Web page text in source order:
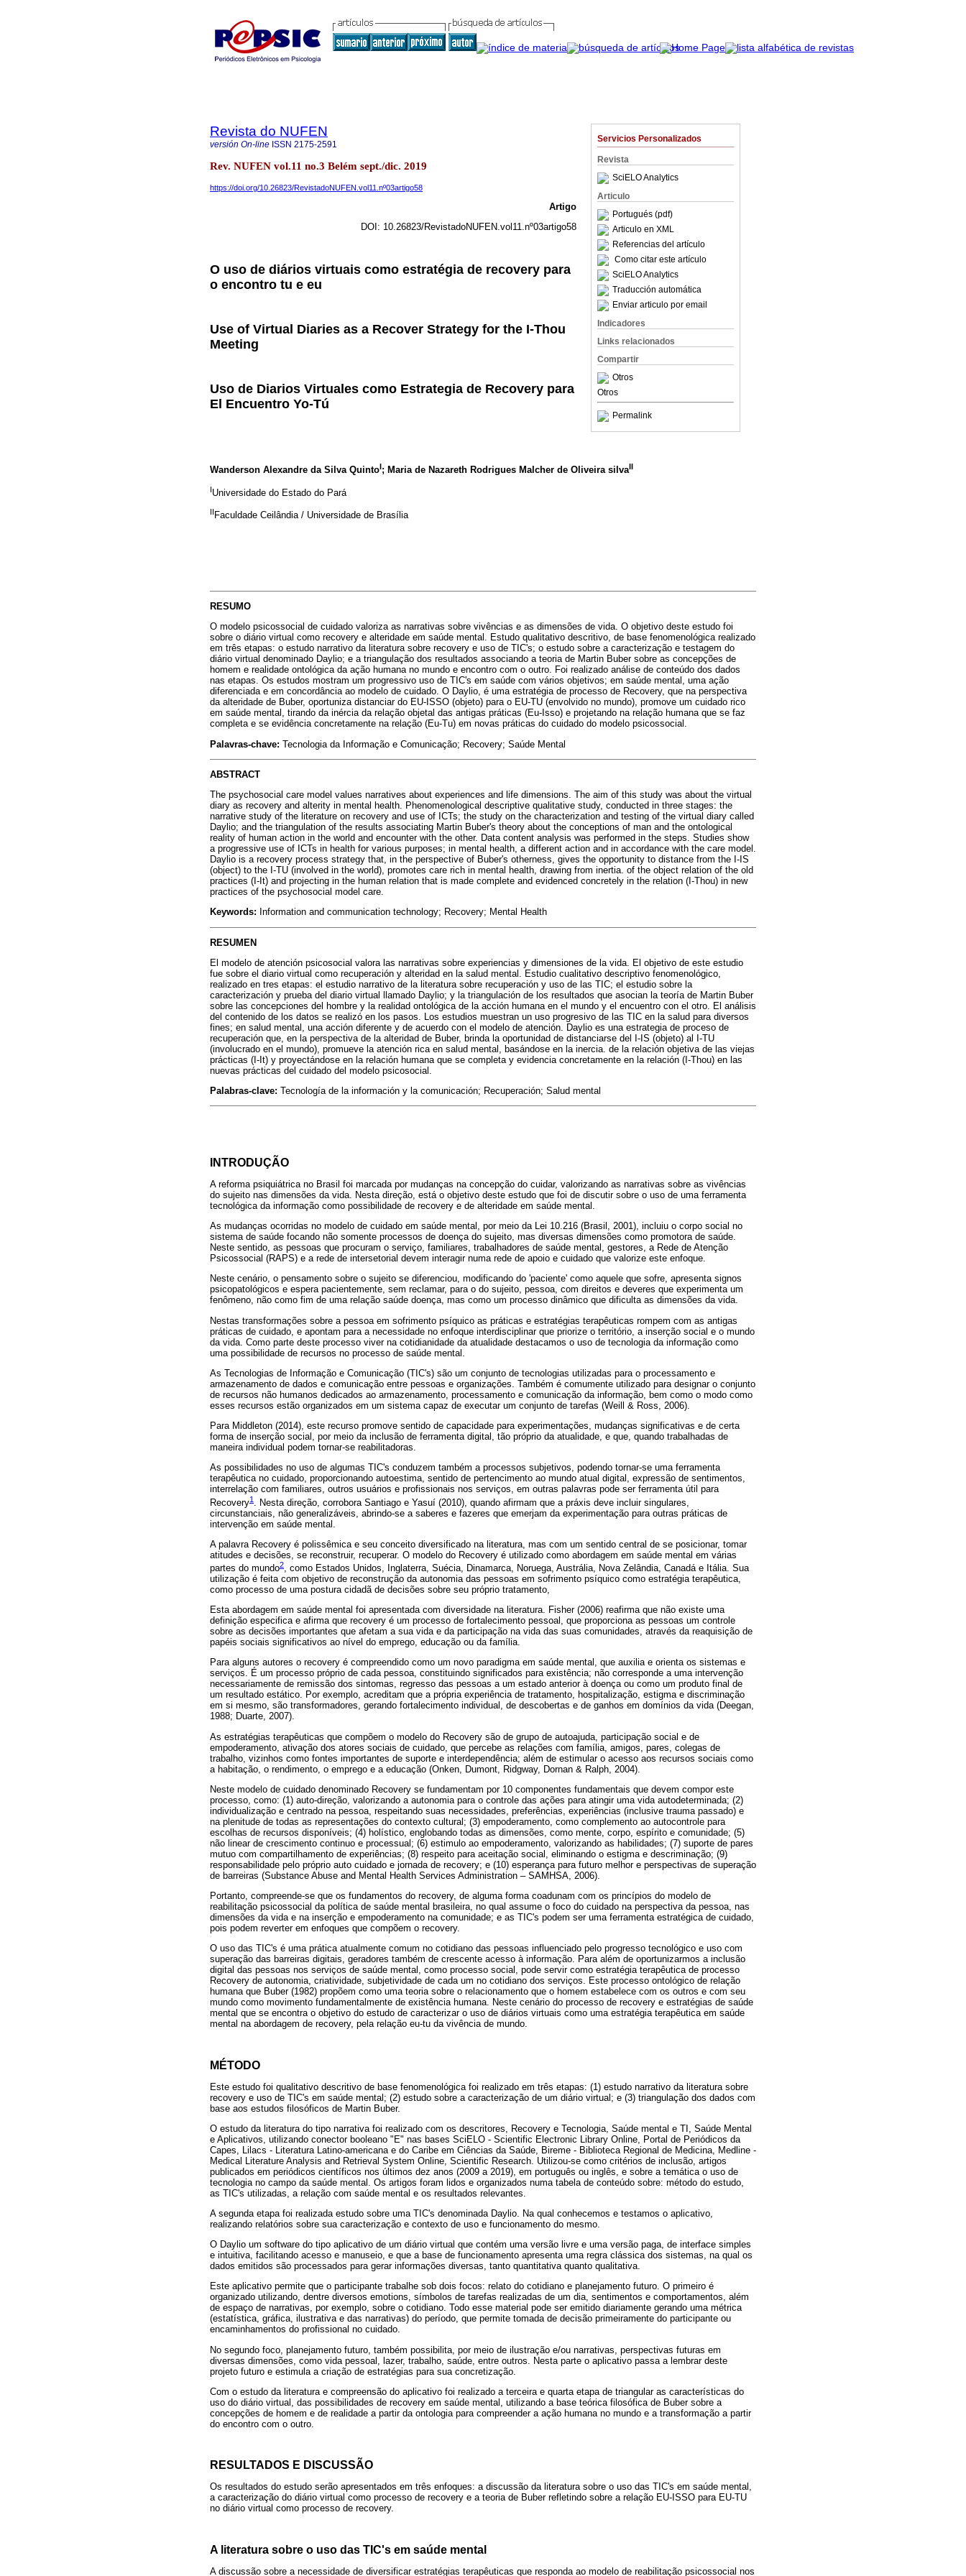
Servicios Personalizados
Revista
SciELO Analytics
Articulo
Portugués (pdf)
Articulo en XML
Referencias del artículo
Como citar este artículo
SciELO Analytics
Traducción automática
Enviar articulo por email
Indicadores
Links relacionados
Compartir
Otros
Otros
Permalink
Revista do NUFEN
versión On-line ISSN 2175-2591
Rev. NUFEN vol.11 no.3 Belém sept./dic. 2019
https://doi.org/10.26823/RevistadoNUFEN.vol11.nº03artigo58
Artigo
DOI: 10.26823/RevistadoNUFEN.vol11.nº03artigo58
O uso de diários virtuais como estratégia de recovery para
o encontro tu e eu
Use of Virtual Diaries as a Recover Strategy for the I-Thou
Meeting
Uso de Diarios Virtuales como Estrategia de Recovery para
El Encuentro Yo-Tú
Wanderson Alexandre da Silva QuintoI; Maria de Nazareth Rodrigues Malcher de Oliveira silvaII
IUniversidade do Estado do Pará
II Faculdade Ceilândia / Universidade de Brasília
RESUMO
O modelo psicossocial de cuidado valoriza as narrativas sobre vivências e as dimensões de vida. O objetivo deste estudo foi
sobre o diário virtual como recovery e alteridade em saúde mental. Estudo qualitativo descritivo, de base fenomenológica realizado
em três etapas: o estudo narrativo da literatura sobre recovery e uso de TIC's; o estudo sobre a caracterização e testagem do
diário virtual denominado Daylio; e a triangulação dos resultados associando a teoria de Martin Buber sobre as concepções de
homem e realidade ontológica da ação humana no mundo e encontro com o outro. Foi realizado análise de conteúdo dos dados
nas etapas. Os estudos mostram um progressivo uso de TIC's em saúde com vários objetivos; em saúde mental, uma ação
diferenciada e em concordância ao modelo de cuidado. O Daylio, é uma estratégia de processo de Recovery, que na perspectiva
da alteridade de Buber, oportuniza distanciar do EU-ISSO (objeto) para o EU-TU (envolvido no mundo), promove um cuidado rico
em saúde mental, tirando da inércia da relação objetal das antigas práticas (Eu-Isso) e projetando na relação humana que se faz
completa e se evidência concretamente na relação (Eu-Tu) em novas práticas do cuidado do modelo psicossocial.
Palavras-chave: Tecnologia da Informação e Comunicação; Recovery; Saúde Mental
ABSTRACT
The psychosocial care model values narratives about experiences and life dimensions. The aim of this study was about the virtual
diary as recovery and alterity in mental health. Phenomenological descriptive qualitative study, conducted in three stages: the
narrative study of the literature on recovery and use of ICTs; the study on the characterization and testing of the virtual diary called
Daylio; and the triangulation of the results associating Martin Buber's theory about the conceptions of man and the ontological
reality of human action in the world and encounter with the other. Data content analysis was performed in the steps. Studies show
a progressive use of ICTs in health for various purposes; in mental health, a different action and in accordance with the care model.
Daylio is a recovery process strategy that, in the perspective of Buber's otherness, gives the opportunity to distance from the I-IS
(object) to the I-TU (involved in the world), promotes care rich in mental health, drawing from inertia. of the object relation of the old
practices (I-It) and projecting in the human relation that is made complete and evidenced concretely in the relation (I-Thou) in new
practices of the psychosocial model care.
Keywords: Information and communication technology; Recovery; Mental Health
RESUMEN
El modelo de atención psicosocial valora las narrativas sobre experiencias y dimensiones de la vida. El objetivo de este estudio
fue sobre el diario virtual como recuperación y alteridad en la salud mental. Estudio cualitativo descriptivo fenomenológico,
realizado en tres etapas: el estudio narrativo de la literatura sobre recuperación y uso de las TIC; el estudio sobre la
caracterización y prueba del diario virtual llamado Daylio; y la triangulación de los resultados que asocian la teoría de Martin Buber
sobre las concepciones del hombre y la realidad ontológica de la acción humana en el mundo y el encuentro con el otro. El análisis
del contenido de los datos se realizó en los pasos. Los estudios muestran un uso progresivo de las TIC en la salud para diversos
fines; en salud mental, una acción diferente y de acuerdo con el modelo de atención. Daylio es una estrategia de proceso de
recuperación que, en la perspectiva de la alteridad de Buber, brinda la oportunidad de distanciarse del I-IS (objeto) al I-TU
(involucrado en el mundo), promueve la atención rica en salud mental, basándose en la inercia. de la relación objetiva de las viejas
prácticas (I-It) y proyectándose en la relación humana que se completa y evidencia concretamente en la relación (I-Thou) en las
nuevas prácticas del cuidado del modelo psicosocial.
Palabras-clave: Tecnología de la información y la comunicación; Recuperación; Salud mental
INTRODUÇÃO
A reforma psiquiátrica no Brasil foi marcada por mudanças na concepção do cuidar, valorizando as narrativas sobre as vivências
do sujeito nas dimensões da vida. Nesta direção, está o objetivo deste estudo que foi de discutir sobre o uso de uma ferramenta
tecnológica da informação como possibilidade de recovery e de alteridade em saúde mental.
As mudanças ocorridas no modelo de cuidado em saúde mental, por meio da Lei 10.216 (Brasil, 2001), incluiu o corpo social no
sistema de saúde focando não somente processos de doença do sujeito, mas diversas dimensões como promotora de saúde.
Neste sentido, as pessoas que procuram o serviço, familiares, trabalhadores de saúde mental, gestores, a Rede de Atenção
Psicossocial (RAPS) e a rede de intersetorial devem interagir numa rede de apoio e cuidado que valorize este enfoque.
Neste cenário, o pensamento sobre o sujeito se diferenciou, modificando do 'paciente' como aquele que sofre, apresenta signos
psicopatológicos e espera pacientemente, sem reclamar, para o do sujeito, pessoa, com direitos e deveres que experimenta um
fenômeno, não como fim de uma relação saúde doença, mas como um processo dinâmico que dificulta as dimensões da vida.
Nestas transformações sobre a pessoa em sofrimento psíquico as práticas e estratégias terapêuticas rompem com as antigas
práticas de cuidado, e apontam para a necessidade no enfoque interdisciplinar que priorize o território, a inserção social e o mundo
da vida. Como parte deste processo viver na cotidianidade da atualidade destacamos o uso de tecnologia da informação como
uma possibilidade de recursos no processo de saúde mental.
As Tecnologias de Informação e Comunicação (TIC's) são um conjunto de tecnologias utilizadas para o processamento e
armazenamento de dados e comunicação entre pessoas e organizações. Também é comumente utilizado para designar o conjunto
de recursos não humanos dedicados ao armazenamento, processamento e comunicação da informação, bem como o modo como
esses recursos estão organizados em um sistema capaz de executar um conjunto de tarefas (Weill & Ross, 2006).
Para Middleton (2014), este recurso promove sentido de capacidade para experimentações, mudanças significativas e de certa
forma de inserção social, por meio da inclusão de ferramenta digital, tão próprio da atualidade, e que, quando trabalhadas de
maneira individual podem tornar-se reabilitadoras.
As possibilidades no uso de algumas TIC's conduzem também a processos subjetivos, podendo tornar-se uma ferramenta
terapêutica no cuidado, proporcionando autoestima, sentido de pertencimento ao mundo atual digital, expressão de sentimentos,
interrelação com familiares, outros usuários e profissionais nos serviços, em outras palavras pode ser ferramenta útil para
Recovery1
. Nesta direção, corrobora Santiago e Yasuí (2010), quando afirmam que a práxis deve incluir singulares,
circunstanciais, não generalizáveis, abrindo-se a saberes e fazeres que emerjam da experimentação para outras práticas de
intervenção em saúde mental.
A palavra Recovery é polissêmica e seu conceito diversificado na literatura, mas com um sentido central de se posicionar, tomar
atitudes e decisões, se reconstruir, recuperar. O modelo do Recovery é utilizado como abordagem em saúde mental em várias
partes do mundo2, como Estados Unidos, Inglaterra, Suécia, Dinamarca, Noruega, Austrália, Nova Zelândia, Canadá e Itália. Sua
utilização é feita com objetivo de reconstrução da autonomia das pessoas em sofrimento psíquico como estratégia terapêutica,
como processo de uma postura cidadã de decisões sobre seu próprio tratamento,
Esta abordagem em saúde mental foi apresentada com diversidade na literatura. Fisher (2006) reafirma que não existe uma
definição especifica e afirma que recovery é um processo de fortalecimento pessoal, que proporciona as pessoas um controle
sobre as decisões importantes que afetam a sua vida e da participação na vida das suas comunidades, através da reaquisição de
papéis sociais significativos ao nível do emprego, educação ou da família.
Para alguns autores o recovery é compreendido como um novo paradigma em saúde mental, que auxilia e orienta os sistemas e
serviços. É um processo próprio de cada pessoa, constituindo significados para existência; não corresponde a uma intervenção
necessariamente de remissão dos sintomas, regresso das pessoas a um estado anterior à doença ou como um produto final de
um resultado estático. Por exemplo, acreditam que a própria experiência de tratamento, hospitalização, estigma e discriminação
em si mesmo, são transformadores, gerando fortalecimento individual, de descobertas e de ganhos em domínios da vida (Deegan,
1988; Duarte, 2007).
As estratégias terapêuticas que compõem o modelo do Recovery são de grupo de autoajuda, participação social e de
empoderamento, ativação dos atores sociais de cuidado, que percebe as relações com família, amigos, pares, colegas de
trabalho, vizinhos como fontes importantes de suporte e interdependência; além de estimular o acesso aos recursos sociais como
a habitação, o rendimento, o emprego e a educação (Onken, Dumont, Ridgway, Dornan & Ralph, 2004).
Neste modelo de cuidado denominado Recovery se fundamentam por 10 componentes fundamentais que devem compor este
processo, como: (1) auto-direção, valorizando a autonomia para o controle das ações para atingir uma vida autodeterminada; (2)
individualização e centrado na pessoa, respeitando suas necessidades, preferências, experiências (inclusive trauma passado) e
na plenitude de todas as representações do contexto cultural; (3) empoderamento, como complemento ao autocontrole para
escolhas de recursos disponíveis; (4) holístico, englobando todas as dimensões, como mente, corpo, espírito e comunidade; (5)
não linear de crescimento continuo e processual; (6) estimulo ao empoderamento, valorizando as habilidades; (7) suporte de pares
mutuo com compartilhamento de experiências; (8) respeito para aceitação social, eliminando o estigma e descriminação; (9)
responsabilidade pelo próprio auto cuidado e jornada de recovery; e (10) esperança para futuro melhor e perspectivas de superação
de barreiras (Substance Abuse and Mental Health Services Administration – SAMHSA, 2006).
Portanto, compreende-se que os fundamentos do recovery, de alguma forma coadunam com os princípios do modelo de
reabilitação psicossocial da política de saúde mental brasileira, no qual assume o foco do cuidado na perspectiva da pessoa, nas
dimensões da vida e na inserção e empoderamento na comunidade; e as TIC's podem ser uma ferramenta estratégica de cuidado,
pois podem reverter em enfoques que compõem o recovery.
O uso das TIC's é uma prática atualmente comum no cotidiano das pessoas influenciado pelo progresso tecnológico e uso com
superação das barreiras digitais, geradores também de crescente acesso à informação. Para além de oportunizarmos a inclusão
digital das pessoas nos serviços de saúde mental, como processo social, pode servir como estratégia terapêutica de processo
Recovery de autonomia, criatividade, subjetividade de cada um no cotidiano dos serviços. Este processo ontológico de relação
humana que Buber (1982) propõem como uma teoria sobre o relacionamento que o homem estabelece com os outros e com seu
mundo como movimento fundamentalmente de existência humana. Neste cenário do processo de recovery e estratégias de saúde
mental que se encontra o objetivo do estudo de caracterizar o uso de diários virtuais como uma estratégia terapêutica em saúde
mental na abordagem de recovery, pela relação eu-tu da vivência de mundo.
MÉTODO
Este estudo foi qualitativo descritivo de base fenomenológica foi realizado em três etapas: (1) estudo narrativo da literatura sobre
recovery e uso de TIC's em saúde mental; (2) estudo sobre a caracterização de um diário virtual; e (3) triangulação dos dados com
base aos estudos filosóficos de Martin Buber.
O estudo da literatura do tipo narrativa foi realizado com os descritores, Recovery e Tecnologia, Saúde mental e TI, Saúde Mental
e Aplicativos, utilizando conector booleano "E" nas bases SciELO - Scientific Electronic Library Online, Portal de Periódicos da
Capes, Lilacs - Literatura Latino-americana e do Caribe em Ciências da Saúde, Bireme - Biblioteca Regional de Medicina, Medline -
Medical Literature Analysis and Retrieval System Online, Scientific Research. Utilizou-se como critérios de inclusão, artigos
publicados em periódicos científicos nos últimos dez anos (2009 a 2019), em português ou inglês, e sobre a temática o uso de
tecnologia no campo da saúde mental. Os artigos foram lidos e organizados numa tabela de conteúdo sobre: método do estudo,
as TIC's utilizadas, a relação com saúde mental e os resultados relevantes.
A segunda etapa foi realizada estudo sobre uma TIC's denominada Daylio. Na qual conhecemos e testamos o aplicativo,
realizando relatórios sobre sua caracterização e contexto de uso e funcionamento do mesmo.
O Daylio um software do tipo aplicativo de um diário virtual que contém uma versão livre e uma versão paga, de interface simples
e intuitiva, facilitando acesso e manuseio, e que a base de funcionamento apresenta uma regra clássica dos sistemas, na qual os
dados emitidos são processados para gerar informações diversas, tanto quantitativa quanto qualitativa.
Este aplicativo permite que o participante trabalhe sob dois focos: relato do cotidiano e planejamento futuro. O primeiro é
organizado utilizando, dentre diversos emotions, símbolos de tarefas realizadas de um dia, sentimentos e comportamentos, além
de espaço de narrativas, por exemplo, sobre o cotidiano. Todo esse material pode ser emitido diariamente gerando uma métrica
(estatística, gráfica, ilustrativa e das narrativas) do período, que permite tomada de decisão primeiramente do participante ou
encaminhamentos do profissional no cuidado.
No segundo foco, planejamento futuro, também possibilita, por meio de ilustração e/ou narrativas, perspectivas futuras em
diversas dimensões, como vida pessoal, lazer, trabalho, saúde, entre outros. Nesta parte o aplicativo passa a lembrar deste
projeto futuro e estimula a criação de estratégias para sua concretização.
Com o estudo da literatura e compreensão do aplicativo foi realizado a terceira e quarta etapa de triangular as características do
uso do diário virtual, das possibilidades de recovery em saúde mental, utilizando a base teórica filosófica de Buber sobre a
concepções de homem e de realidade a partir da ontologia para compreender a ação humana no mundo e a transformação a partir
do encontro com o outro.
RESULTADOS E DISCUSSÃO
Os resultados do estudo serão apresentados em três enfoques: a discussão da literatura sobre o uso das TIC's em saúde mental,
a caracterização do diário virtual como processo de recovery e a teoria de Buber refletindo sobre a relação EU-ISSO para EU-TU
no diário virtual como processo de recovery.
A literatura sobre o uso das TIC's em saúde mental
A discussão sobre a necessidade de diversificar estratégias terapêuticas que responda ao modelo de reabilitação psicossocial nos